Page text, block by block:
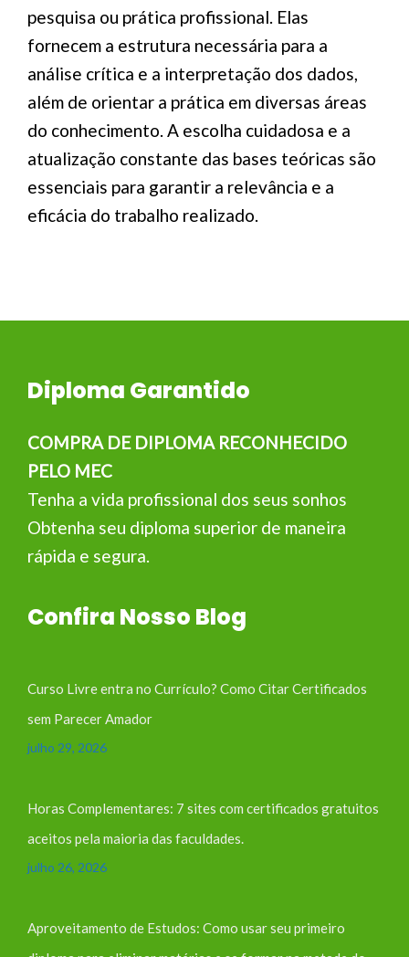
pesquisa ou prática profissional. Elas
fornecem a estrutura necessária para a
análise crítica e a interpretação dos dados,
além de orientar a prática em diversas áreas
do conhecimento. A escolha cuidadosa e a
atualização constante das bases teóricas são
essenciais para garantir a relevância e a
eficácia do trabalho realizado.
Diploma Garantido
COMPRA DE DIPLOMA RECONHECIDO
PELO MEC
Tenha a vida profissional dos seus sonhos
Obtenha seu diploma superior de maneira
rápida e segura.
Confira Nosso Blog
Curso Livre entra no Currículo? Como Citar Certificados
sem Parecer Amador
julho 29, 2026
Horas Complementares: 7 sites com certificados gratuitos
aceitos pela maioria das faculdades.
julho 26, 2026
Aproveitamento de Estudos: Como usar seu primeiro